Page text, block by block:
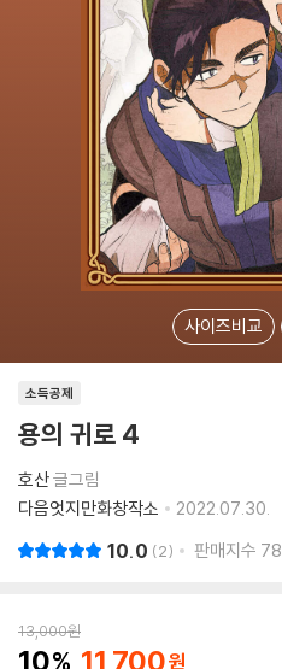
사이즈비교
소득공제
용의 귀로 4
호산글그림
다음엇지만화창작소
2022.07.30.
10.0 2 판매지수 78
13,000원
10 11,700